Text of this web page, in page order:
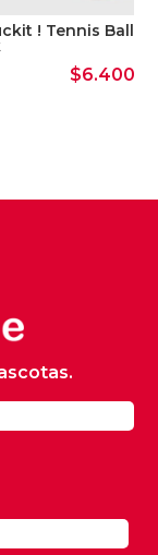
! Tennis Ball
$6.400